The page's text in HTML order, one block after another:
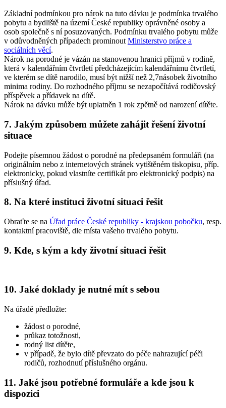
Základní podmínkou pro nárok na tuto dávku je podmínka trvalého
pobytu a bydliště na území České republiky oprávněné osoby a
osob společně s ní posuzovaných. Podmínku trvalého pobytu může
v odůvodněných případech prominout Ministerstvo práce a
sociálních věcí.
Nárok na porodné je vázán na stanovenou hranici příjmů v rodině,
která v kalendářním čtvrtletí předcházejícím kalendářnímu čtvrtletí,
ve kterém se dítě narodilo, musí být nižší než 2,7násobek životního
minima rodiny. Do rozhodného příjmu se nezapočítává rodičovský
příspěvek a přídavek na dítě.
Nárok na dávku může být uplatněn 1 rok zpětně od narození dítěte.
7. Jakým způsobem můžete zahájit řešení životní
situace
Podejte písemnou žádost o porodné na předepsaném formuláři (na
originálním nebo z internetových stránek vytištěném tiskopisu, příp.
elektronicky, pokud vlastníte certifikát pro elektronický podpis) na
příslušný úřad.
8. Na které instituci životní situaci řešit
Obraťte se na Úřad práce České republiky - krajskou pobočku, resp.
kontaktní pracoviště, dle místa vašeho trvalého pobytu.
9. Kde, s kým a kdy životní situaci řešit
10. Jaké doklady je nutné mít s sebou
Na úřadě předložte:
žádost o porodné,
průkaz totožnosti,
rodný list dítěte,
v případě, že bylo dítě převzato do péče nahrazující péči
rodičů, rozhodnutí příslušného orgánu.
11. Jaké jsou potřebné formuláře a kde jsou k
dispozici